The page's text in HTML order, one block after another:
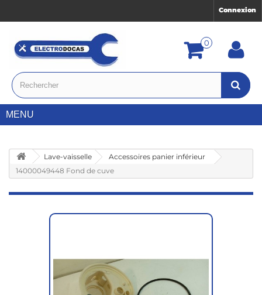
Connexion
0
MENU
Lave-vaisselle
Accessoires panier inférieur
14000049448 Fond de cuve